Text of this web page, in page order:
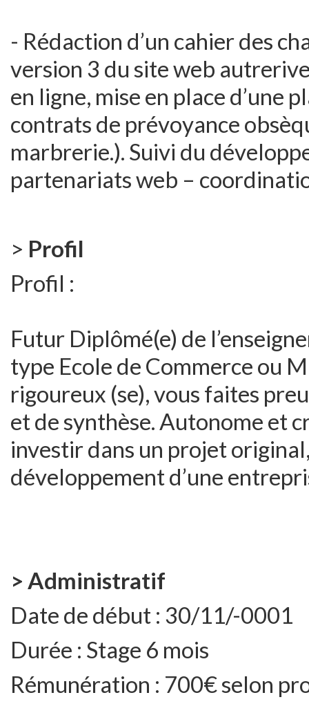
- Rédaction d’un cahier des
version 3 du site web
en ligne, mise en place
contrats de prévoyance
marbrerie.). Suivi du
partenariats web –
> Profil
Profil :
Futur Diplômé(e) de
type Ecole de Commerce ou
rigoureux (se), vous faites
et de synthèse. Autonome et
investir dans un projet
développement d’une
> Administratif
Date de début : 30/11/-0001
Durée : Stage 6 mois
Rémunération : 700€ selon